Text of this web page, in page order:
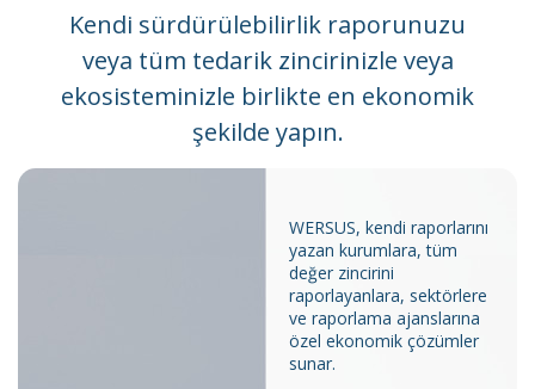
Kendi sürdürülebilirlik raporunuzu
veya tüm tedarik zincirinizle veya
ekosisteminizle birlikte en ekonomik
şekilde yapın.
WERSUS, kendi raporlarını
yazan kurumlara, tüm
değer zincirini
raporlayanlara, sektörlere
ve raporlama ajanslarına
özel ekonomik çözümler
sunar.